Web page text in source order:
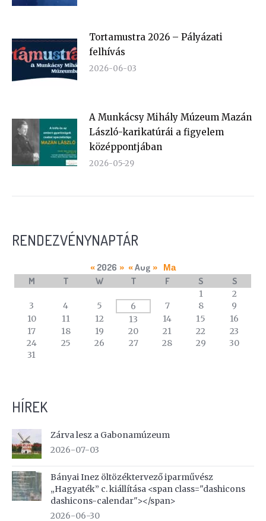
Tortamustra 2026 – Pályázati
felhívás
2026-06-03
A Munkácsy Mihály Múzeum Mazán
László-karikatúrái a figyelem
középpontjában
2026-05-29
RENDEZVÉNYNAPTÁR
calendar
events
« 2026 » « Aug » Ma
M T W T F S S
1
2
3
4 5 6 7 8
9
10
11 12 13 14 15
16
17
18 19 20 21 22
23
24
25 26 27 28 29
30
31
HÍREK
Zárva lesz a Gabonamúzeum
2026-07-03
Bányai Inez öltözéktervező iparművész
„Hagyaték” c. kiállítása <span class="dashicons
dashicons-calendar"></span>
2026-06-30